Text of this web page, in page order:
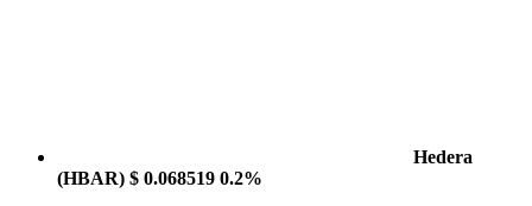
Hedera
(HBAR) $ 0.068519 0.2%